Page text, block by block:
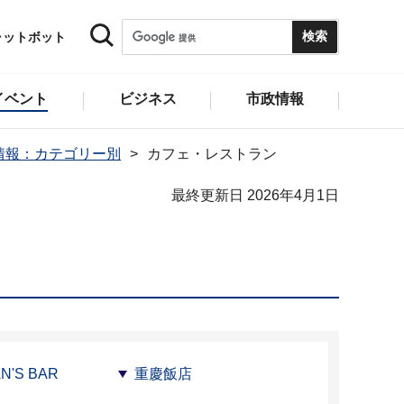
トボット
ント ビジネス 市政情報
報：カテゴリー別 カフェ・レストラン
最終更新日 2026年4月1日
BAR 重慶飯店